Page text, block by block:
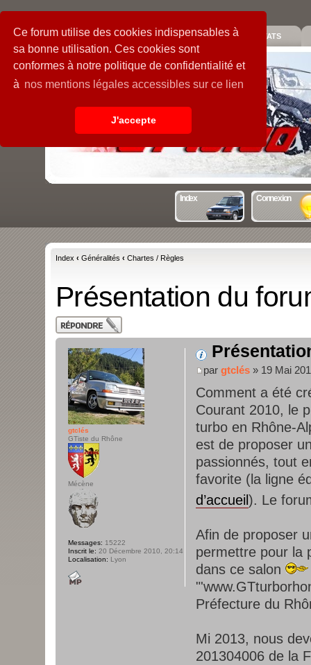
Ce forum utilise des cookies indispensables à
sa bonne utilisation. Ces cookies sont
conformes à notre politique de confidentialité et
à nos mentions légales accessibles sur ce lien
J'accepte
PIECES GALERIE GUIDE STATS
Index Connexion
Index ‹ Généralités ‹ Chartes / Règles
Présentation du
Publier une
réponse
par gtclés » 19 Mai
Comment a été
Courant 2010, le
turbo en Rhône-
est de proposer
passionnés, tout
favorite (la ligne
d’accueil ). Le
Afin de proposer
permettre pour la
dans ce salon
Préfecture du
Mi 2013, nous
201304006 de la
gtclés
GTiste du Rhône
Mécène
Messages: 15222
Inscrit le: 20 Décembre 2010, 20:14
Localisation: Lyon